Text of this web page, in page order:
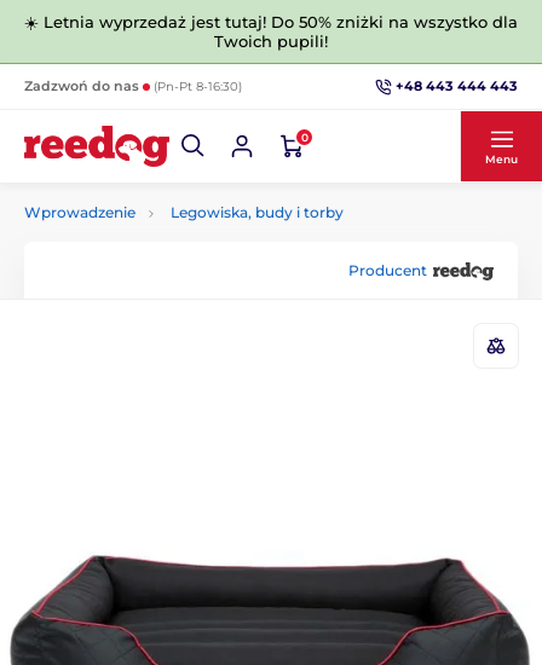
☀️ Letnia wyprzedaż jest tutaj! Do 50% zniżki na wszystko dla
Twoich pupili!
Zadzwoń do nas (Pn-Pt 8-16:30) +48 443 444 443
0
Menu
Wprowadzenie Legowiska, budy i torby
Producent